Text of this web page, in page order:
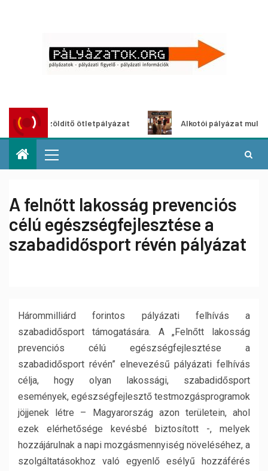
ötletpályázat Alkotói pályázat multimédia-
A felnőtt lakosság prevenciós
célú egészségfejlesztése a
szabadidősport révén pályázat
Hárommilliárd forintos pályázati felhívás a
szabadidősport támogatására. A „Felnőtt lakosság
prevenciós célú egészségfejlesztése a
szabadidősport révén” elnevezésű pályázati felhívás
célja, hogy olyan lakossági, szabadidősport
események, egészségfejlesztő testmozgásprogramok
jöjjenek létre – Magyarország azon területein, ahol
ezek elérhetősége kevésbé biztosított -, melyek
hozzájárulnak a napi mozgásmennyiség növeléséhez, a
szolgáltatásokhoz való egyenlő esélyű hozzáférés